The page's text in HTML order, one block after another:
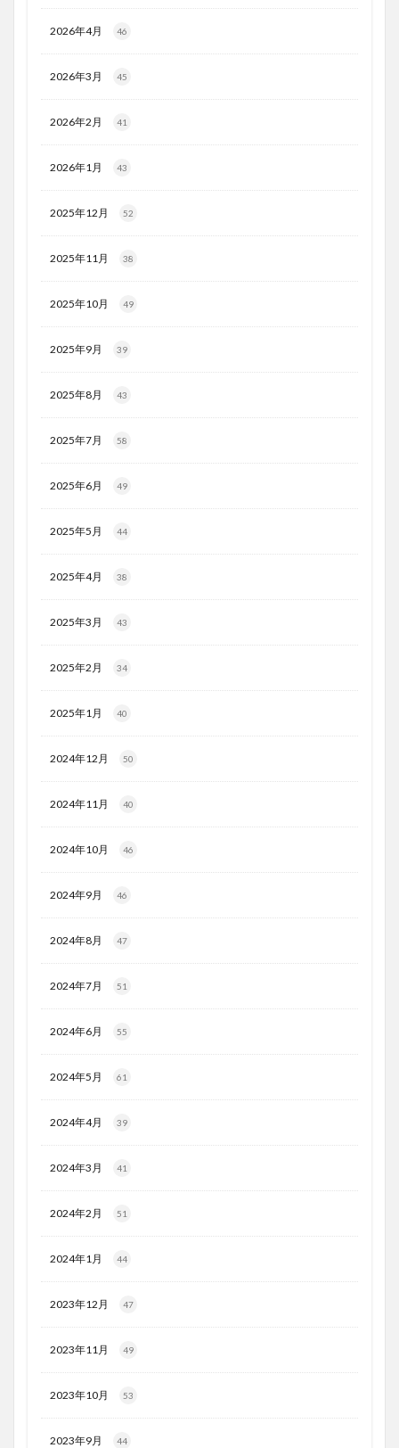
2026年4月 46
2026年3月 45
2026年2月 41
2026年1月 43
2025年12月 52
2025年11月 38
2025年10月 49
2025年9月 39
2025年8月 43
2025年7月 58
2025年6月 49
2025年5月 44
2025年4月 38
2025年3月 43
2025年2月 34
2025年1月 40
2024年12月 50
2024年11月 40
2024年10月 46
2024年9月 46
2024年8月 47
2024年7月 51
2024年6月 55
2024年5月 61
2024年4月 39
2024年3月 41
2024年2月 51
2024年1月 44
2023年12月 47
2023年11月 49
2023年10月 53
2023年9月 44